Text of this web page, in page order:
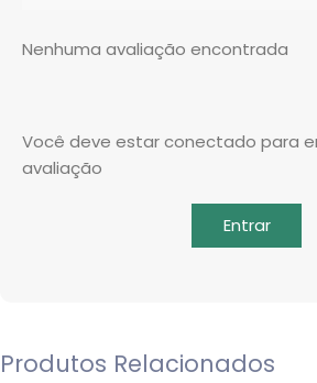
Você deve estar conectado para
avaliação
Entrar
Nenhuma avaliação encontrada
Produtos Relacionados